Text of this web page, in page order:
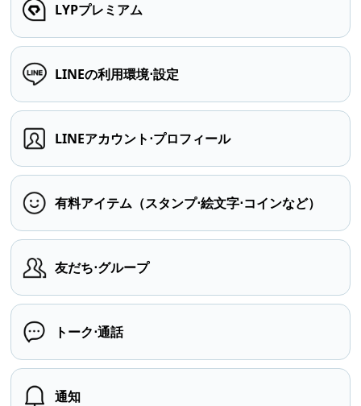
LYPプレミアム
LINEの利用環境⋅設定
LINEアカウント⋅プロフィール
有料アイテム（スタンプ⋅絵文字⋅コインなど）
友だち⋅グループ
トーク⋅通話
通知